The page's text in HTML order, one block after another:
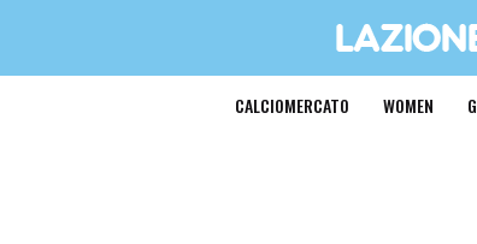
CALCIOMERCATO WOMEN